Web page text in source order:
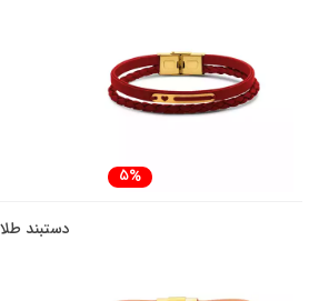
5%
دستبند